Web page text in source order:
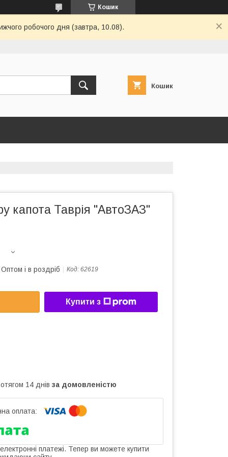
Кошик
робочого дня (завтра, 10.08).
Кошик
капота Таврія "АвтоЗАЗ"
Оптом і в роздріб Код: 62619
Купити з
14 днів за домовленістю
платежі. Тепер ви можете купити